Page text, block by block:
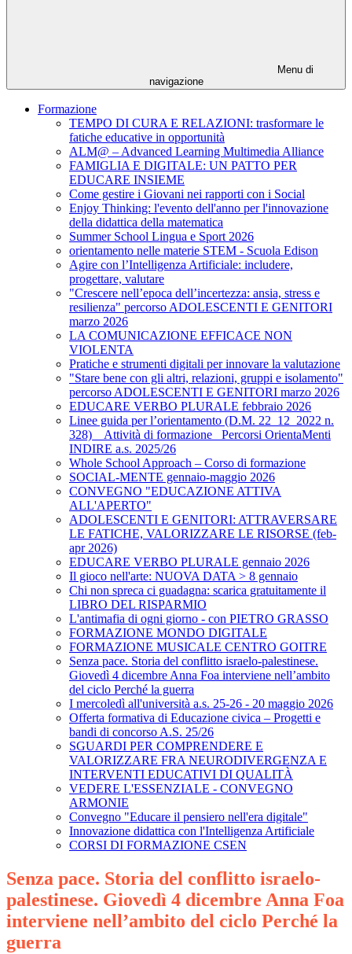
Menu di
navigazione
Formazione
TEMPO DI CURA E RELAZIONI: trasformare le
fatiche educative in opportunità
ALM@ – Advanced Learning Multimedia Alliance
FAMIGLIA E DIGITALE: UN PATTO PER
EDUCARE INSIEME
Come gestire i Giovani nei rapporti con i Social
Enjoy Thinking: l'evento dell'anno per l'innovazione
della didattica della matematica
Summer School Lingua e Sport 2026
orientamento nelle materie STEM - Scuola Edison
Agire con l’Intelligenza Artificiale: includere,
progettare, valutare
"Crescere nell’epoca dell’incertezza: ansia, stress e
resilienza" percorso ADOLESCENTI E GENITORI
marzo 2026
LA COMUNICAZIONE EFFICACE NON
VIOLENTA
Pratiche e strumenti digitali per innovare la valutazione
"Stare bene con gli altri, relazioni, gruppi e isolamento"
percorso ADOLESCENTI E GENITORI marzo 2026
EDUCARE VERBO PLURALE febbraio 2026
Linee guida per l’orientamento (D.M. 22_12_2022 n.
328) _ Attività di formazione_ Percorsi OrientaMenti
INDIRE a.s. 2025/26
Whole School Approach – Corso di formazione
SOCIAL-MENTE gennaio-maggio 2026
CONVEGNO "EDUCAZIONE ATTIVA
ALL'APERTO"
ADOLESCENTI E GENITORI: ATTRAVERSARE
LE FATICHE, VALORIZZARE LE RISORSE (feb-
apr 2026)
EDUCARE VERBO PLURALE gennaio 2026
Il gioco nell'arte: NUOVA DATA > 8 gennaio
Chi non spreca ci guadagna: scarica gratuitamente il
LIBRO DEL RISPARMIO
L'antimafia di ogni giorno - con PIETRO GRASSO
FORMAZIONE MONDO DIGITALE
FORMAZIONE MUSICALE CENTRO GOITRE
Senza pace. Storia del conflitto israelo-palestinese.
Giovedì 4 dicembre Anna Foa interviene nell’ambito
del ciclo Perché la guerra
I mercoledì all'università a.s. 25-26 - 20 maggio 2026
Offerta formativa di Educazione civica – Progetti e
bandi di concorso A.S. 25/26
SGUARDI PER COMPRENDERE E
VALORIZZARE FRA NEURODIVERGENZA E
INTERVENTI EDUCATIVI DI QUALITÀ
VEDERE L'ESSENZIALE - CONVEGNO
ARMONIE
Convegno "Educare il pensiero nell'era digitale"
Innovazione didattica con l'Intelligenza Artificiale
CORSI DI FORMAZIONE CSEN
Senza pace. Storia del conflitto israelo-
palestinese. Giovedì 4 dicembre Anna Foa
interviene nell’ambito del ciclo Perché la
guerra